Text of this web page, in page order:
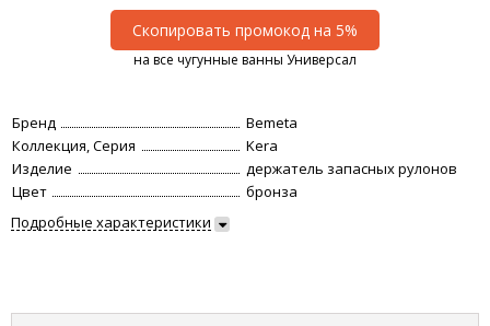
Скопировать промокод на 5%
на все чугунные ванны Универсал
Бренд
Bemeta
Коллекция, Серия
Kera
Изделие
держатель запасных рулонов
Цвет
бронза
Подробные характеристики